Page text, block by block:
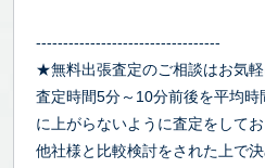
----------------------------------
★無料出張査定のご相談はお気軽
査定時間5分～10分前後を平均
に上がらないように査定をしてお
他社様と比較検討をされた上で